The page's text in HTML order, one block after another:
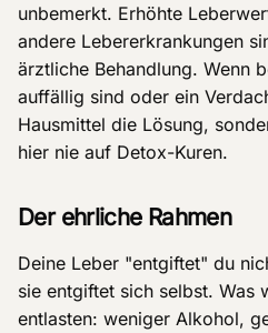
unbemerkt. Erhöhte
andere Lebererkrankungen
ärztliche Behandlung. Wenn
auffällig sind oder ein
Hausmittel die Lösung,
hier nie auf Detox-Kuren.
Der ehrliche Rahmen
Deine Leber "entgiftet" du
sie entgiftet sich selbst. Was
entlasten: weniger Alkohol,